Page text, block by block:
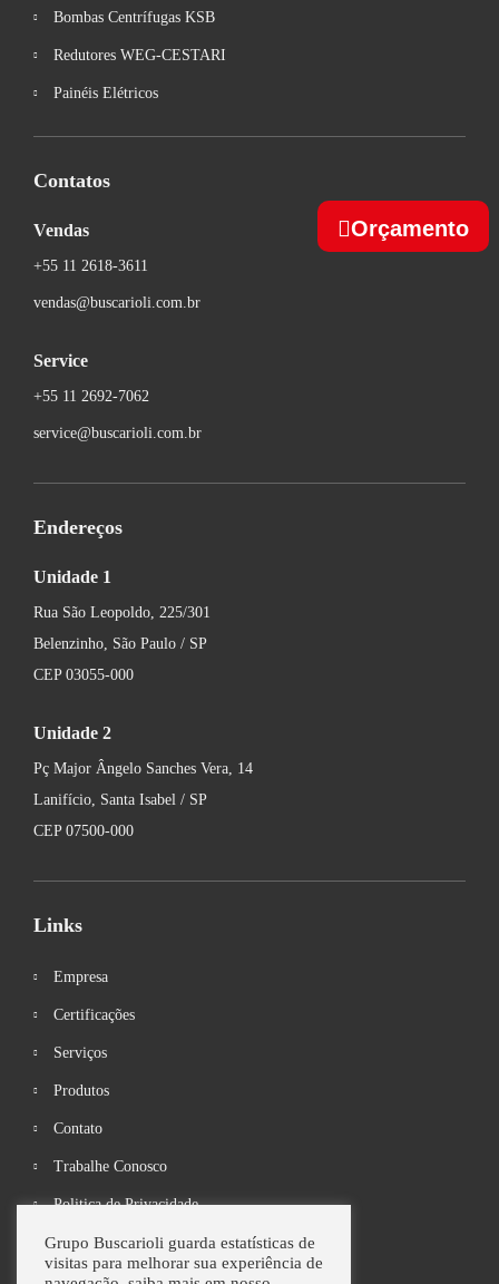
Bombas Centrífugas KSB
Redutores WEG-CESTARI
Painéis Elétricos
Contatos
Vendas
+55 11 2618-3611
vendas@buscarioli.com.br
Service
+55 11 2692-7062
service@buscarioli.com.br
Endereços
Unidade 1
Rua São Leopoldo, 225/301
Belenzinho, São Paulo / SP
CEP 03055-000
Unidade 2
Pç Major Ângelo Sanches Vera, 14
Lanifício, Santa Isabel / SP
CEP 07500-000
Links
Empresa
Certificações
Serviços
Produtos
Contato
Trabalhe Conosco
Politica de Privacidade
Orçamento
Grupo Buscarioli guarda estatísticas de
visitas para melhorar sua experiência de